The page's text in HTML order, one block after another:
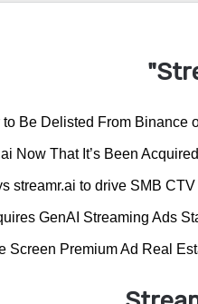
to Be Delisted From Binance
Now That It’s Been
streamr.ai to drive SMB
GenAI Streaming Ads
Screen Premium Ad Real